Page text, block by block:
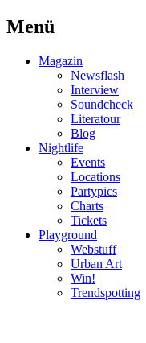
Menü
Magazin
Newsflash
Interview
Soundcheck
Literatour
Blog
Nightlife
Events
Locations
Partypics
Charts
Tickets
Playground
Webstuff
Urban Art
Win!
Trendspotting